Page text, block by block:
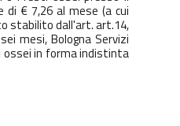
€ 7,26 al mese (a cui
stabilito dall'art. art.14,
mesi, Bologna Servizi
ossei in forma indistinta